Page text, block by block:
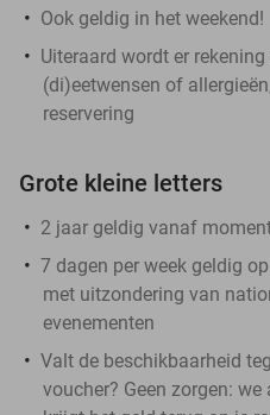
Ook geldig in het weekend!
Uiteraard wordt er
(di)eetwensen of
reservering
Grote kleine letters
2 jaar geldig vanaf
7 dagen per week geldig
met uitzondering van
evenementen
Valt de beschikbaarheid
voucher? Geen zorgen: